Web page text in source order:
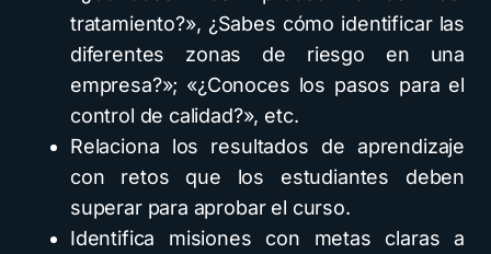
tratamiento?», ¿Sabes cómo identificar las
diferentes zonas de riesgo en una
empresa?»; «¿Conoces los pasos para el
control de calidad?», etc.
Relaciona los resultados de aprendizaje
con retos que los estudiantes deben
superar para aprobar el curso.
Identifica misiones con metas claras a